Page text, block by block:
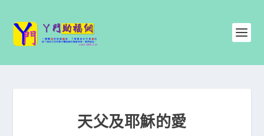
天父及耶穌的愛